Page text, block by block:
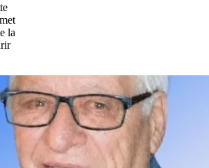
la